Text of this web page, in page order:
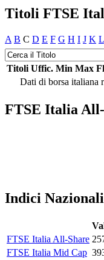
Titoli FTSE
A B C D E F G H I J K L
Titoli Uffic. Min Max
Dati di borsa italiana
FTSE Italia
Indici Nazionali
FTSE Italia All-Share
FTSE Italia Mid Cap